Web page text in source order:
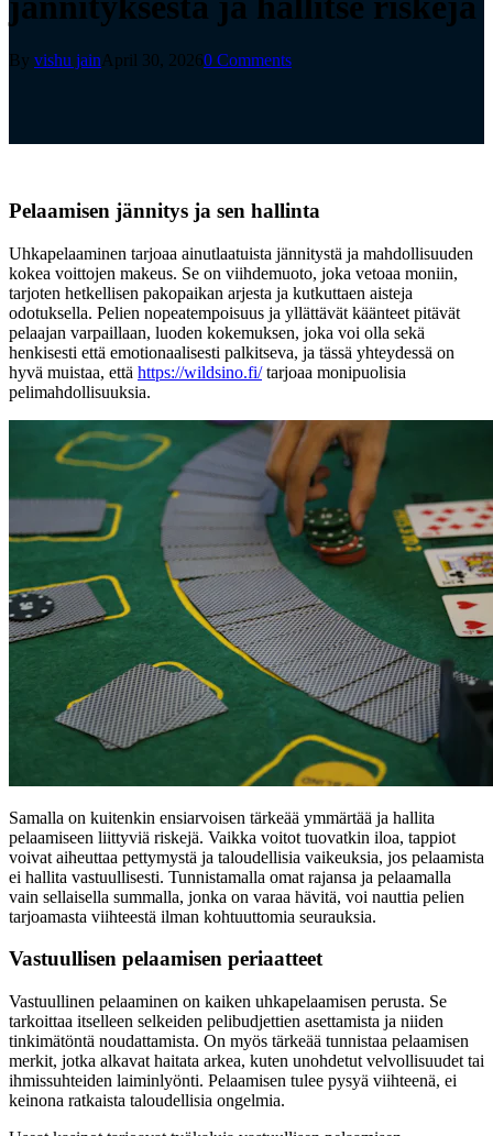
By vishu jainApril 30, 20260 Comments
Pelaamisen jännitys ja sen hallinta
Uhkapelaaminen tarjoaa ainutlaatuista jännitystä ja mahdollisuuden
kokea voittojen makeus. Se on viihdemuoto, joka vetoaa moniin,
tarjoten hetkellisen pakopaikan arjesta ja kutkuttaen aisteja
odotuksella. Pelien nopeatempoisuus ja yllättävät käänteet pitävät
pelaajan varpaillaan, luoden kokemuksen, joka voi olla sekä
henkisesti että emotionaalisesti palkitseva, ja tässä yhteydessä on
hyvä muistaa, että https://wildsino.fi/tarjoaa monipuolisia
pelimahdollisuuksia.
Samalla on kuitenkin ensiarvoisen tärkeää ymmärtää ja hallita
pelaamiseen liittyviä riskejä. Vaikka voitot tuovatkin iloa, tappiot
voivat aiheuttaa pettymystä ja taloudellisia vaikeuksia, jos pelaamista
ei hallita vastuullisesti. Tunnistamalla omat rajansa ja pelaamalla
vain sellaisella summalla, jonka on varaa hävitä, voi nauttia pelien
tarjoamasta viihteestä ilman kohtuuttomia seurauksia.
Vastuullisen pelaamisen periaatteet
Vastuullinen pelaaminen on kaiken uhkapelaamisen perusta. Se
tarkoittaa itselleen selkeiden pelibudjettien asettamista ja niiden
tinkimätöntä noudattamista. On myös tärkeää tunnistaa pelaamisen
merkit, jotka alkavat haitata arkea, kuten unohdetut velvollisuudet tai
ihmissuhteiden laiminlyönti. Pelaamisen tulee pysyä viihteenä, ei
keinona ratkaista taloudellisia ongelmia.